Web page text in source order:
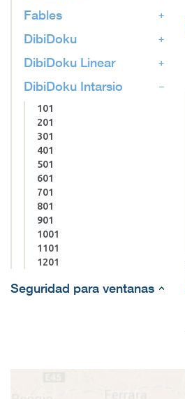
Fables
DibiDoku
DibiDoku Linear
DibiDoku Intarsio
101
201
301
401
501
601
701
801
901
1001
1101
1201
Seguridad para ventanas